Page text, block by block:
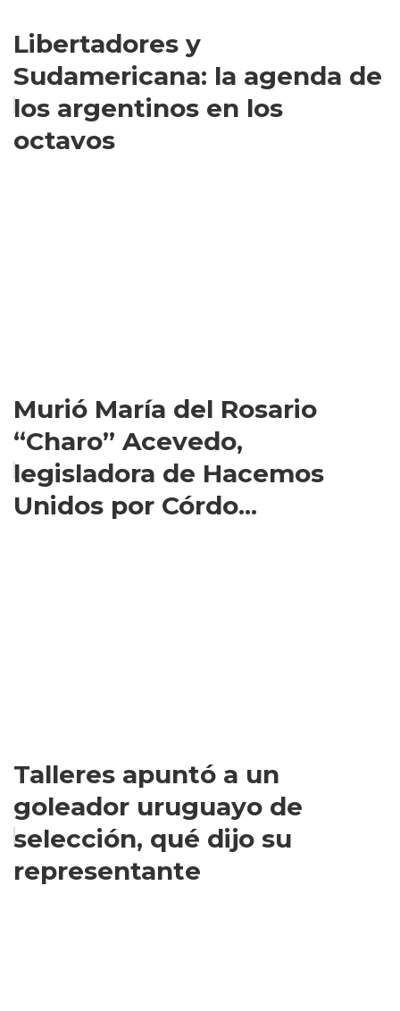
Libertadores y
Sudamericana: la agenda de
los argentinos en los
octavos
Murió María del Rosario
“Charo” Acevedo,
legisladora de Hacemos
Unidos por Córdo...
Talleres apuntó a un
goleador uruguayo de
selección, qué dijo su
representante